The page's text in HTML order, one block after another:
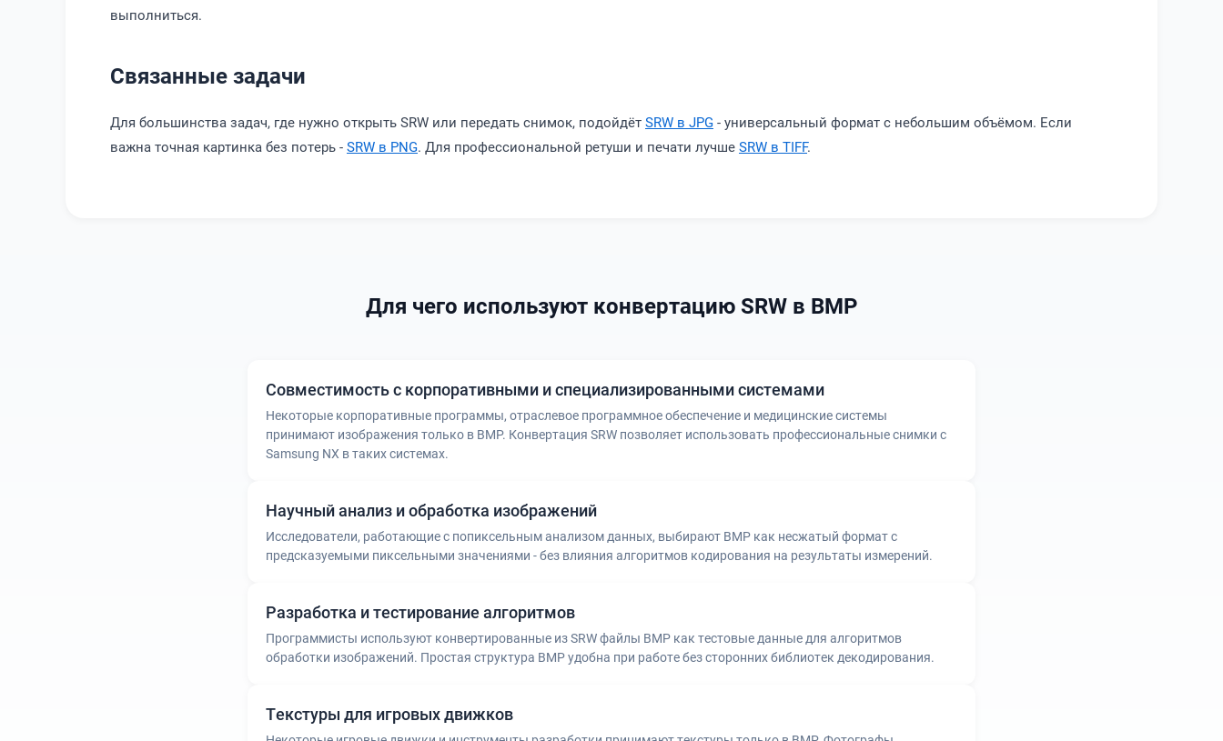
выполниться.
Связанные задачи
Для большинства задач, где нужно открыть SRW или передать снимок, подойдёт SRW в JPG - универсальный формат с небольшим объёмом. Если
важна точная картинка без потерь - SRW в PNG. Для профессиональной ретуши и печати лучше SRW в TIFF.
Для чего используют конвертацию SRW в BMP
Совместимость с корпоративными и специализированными системами
Некоторые корпоративные программы, отраслевое программное обеспечение и медицинские системы
принимают изображения только в BMP. Конвертация SRW позволяет использовать профессиональные снимки с
Samsung NX в таких системах.
Научный анализ и обработка изображений
Исследователи, работающие с попиксельным анализом данных, выбирают BMP как несжатый формат с
предсказуемыми пиксельными значениями - без влияния алгоритмов кодирования на результаты измерений.
Разработка и тестирование алгоритмов
Программисты используют конвертированные из SRW файлы BMP как тестовые данные для алгоритмов
обработки изображений. Простая структура BMP удобна при работе без сторонних библиотек декодирования.
Текстуры для игровых движков